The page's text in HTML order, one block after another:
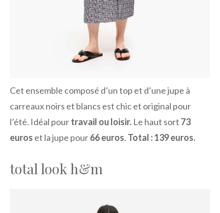
Cet ensemble composé d’un top et d’une jupe à
carreaux noirs et blancs est chic et original pour
l’été. Idéal pourtravail ou loisir. Le haut sort 73
euros et la jupe pour66 euros. Total : 139 euros.
total look h&m